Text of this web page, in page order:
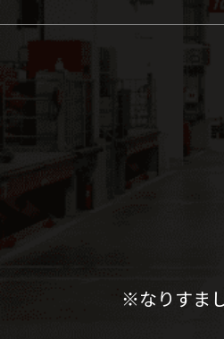
※なりすま